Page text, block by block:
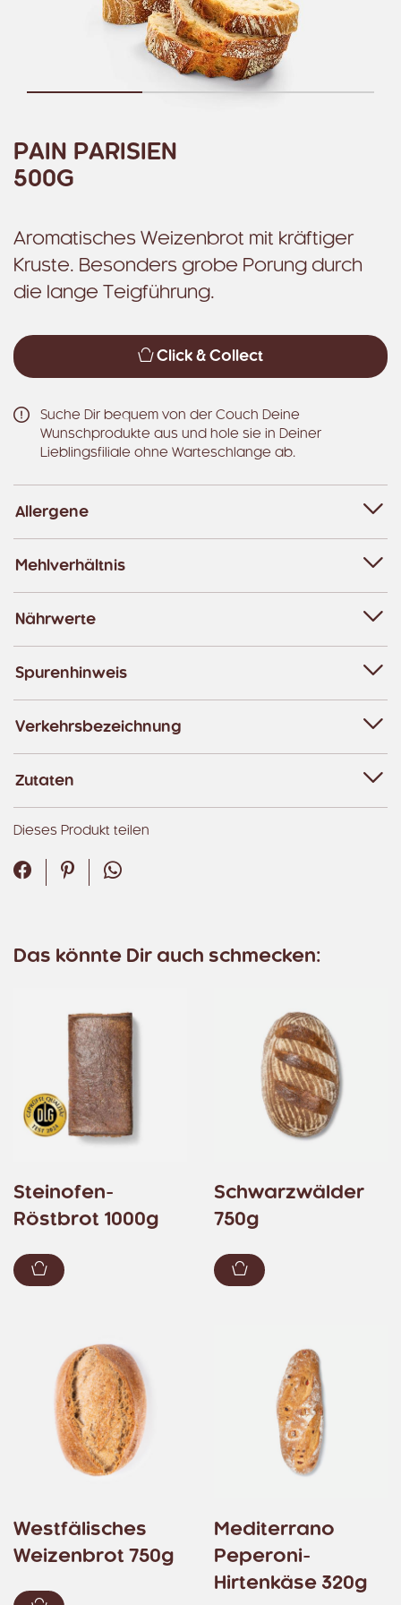
PAIN PARISIEN
500G
Aromatisches Weizenbrot mit kräftiger
Kruste. Besonders grobe Porung durch
die lange Teigführung.
Click & Collect
Suche Dir bequem von der Couch Deine
Wunschprodukte aus und hole sie in Deiner
Lieblingsfiliale ohne Warteschlange ab.
Allergene
Mehlverhältnis
Nährwerte
Spurenhinweis
Verkehrsbezeichnung
Zutaten
Dieses Produkt teilen
Facebook
PinterestWhatsApp
Das könnte Dir auch schmecken:
Steinofen-
Röstbrot 1000g
Zum Warenkorb hinzufügen
Schwarzwälder
750g
Zum Warenkorb
Westfälisches
Weizenbrot 750g
Mediterrano
Peperoni-
Hirtenkäse 320g